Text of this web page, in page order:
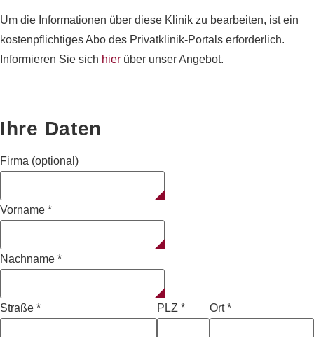
Um die Informationen über diese Klinik zu bearbeiten, ist ein
kostenpflichtiges Abo des Privatklinik-Portals erforderlich.
Informieren Sie sich hier über unser Angebot.
Ihre Daten
Firma (optional)
Vorname *
Nachname *
Straße * PLZ * Ort*